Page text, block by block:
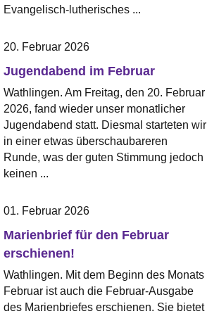
Evangelisch-lutherisches ...
20. Februar 2026
Jugendabend im Februar
Wathlingen. Am Freitag, den 20. Februar
2026, fand wieder unser monatlicher
Jugendabend statt. Diesmal starteten wir
in einer etwas überschaubareren
Runde, was der guten Stimmung jedoch
keinen ...
01. Februar 2026
Marienbrief für den Februar
erschienen!
Wathlingen. Mit dem Beginn des Monats
Februar ist auch die Februar-Ausgabe
des Marienbriefes erschienen. Sie bietet